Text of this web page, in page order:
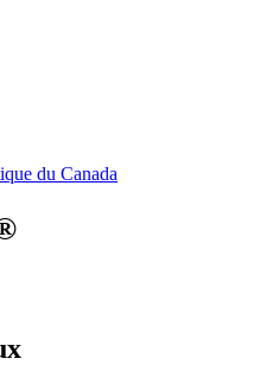
du Canada